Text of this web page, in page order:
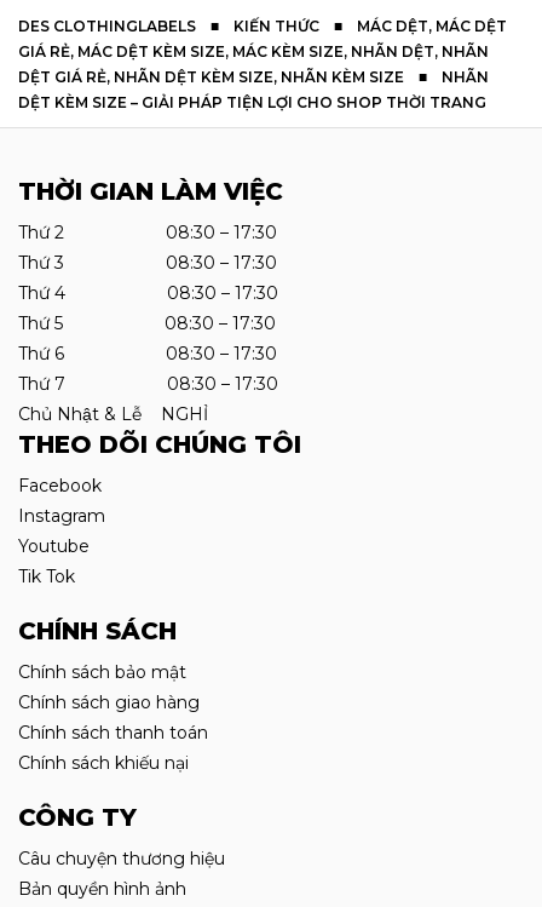
DES CLOTHINGLABELS ■ KIẾN THỨC ■ MÁC DỆT, MÁC DỆT
GIÁ RẺ, MÁC DỆT KÈM SIZE, MÁC KÈM SIZE, NHÃN DỆT, NHÃN
DỆT GIÁ RẺ, NHÃN DỆT KÈM SIZE, NHÃN KÈM SIZE ■ NHÃN
DỆT KÈM SIZE – GIẢI PHÁP TIỆN LỢI CHO SHOP THỜI TRANG
THỜI GIAN LÀM VIỆC
Thứ 2 08:30 – 17:30
Thứ 3 08:30 – 17:30
Thứ 4 08:30 – 17:30
Thứ 5 08:30 – 17:30
Thứ 6 08:30 – 17:30
Thứ 7 08:30 – 17:30
Chủ Nhật & Lễ NGHỈ
THEO DÕI CHÚNG TÔI
Facebook
Instagram
Youtube
Tik Tok
CHÍNH SÁCH
Chính sách bảo mật
Chính sách giao hàng
Chính sách thanh toán
Chính sách khiếu nại
CÔNG TY
Câu chuyện thương hiệu
Bản quyền hình ảnh